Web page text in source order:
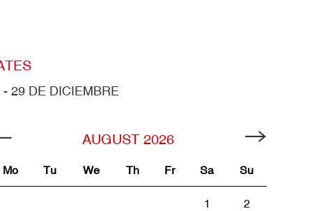
- 29 DE DICIEMBRE
AUGUST 2026
Mo Tu We Th Fr Sa Su
1 2